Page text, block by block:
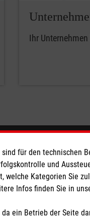
Ihr
Spendenkonto
Empfänger:
IBAN: DE06 3706
für den
und
Kategorien Sie
Infos finden Sie in
ein Betrieb der Seite